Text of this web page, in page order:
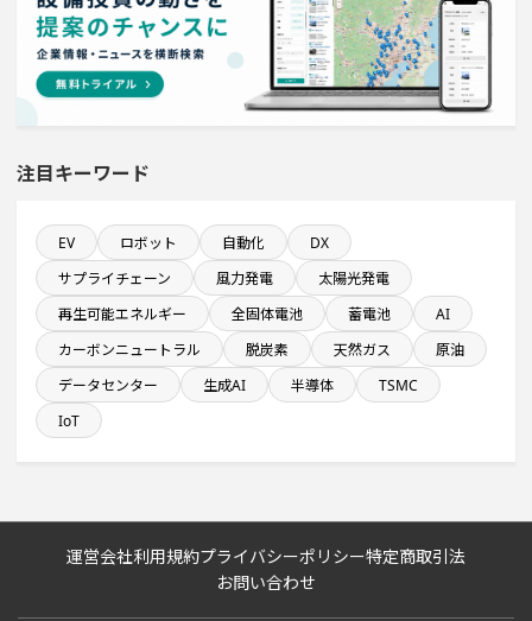
自動車関連工場のプロジェクト
半導体セグメントに投資する設備新設計画
稼働から約5年経過プロジェクト
食品関連工場のプロジェクト
発電設備の導入を含む物流施設プロジェクト
九州地方で投資額10億円以上プロジェクト
半導体設備に投資する設備新設計画
従業員数100名以上プロジェクト
注目キーワード
EV ロボット 自動化
DX
サプライチェーン
風力発電
太陽光発電
再生可能エネルギー
全固体電池 蓄電池
AI
カーボンニュートラル
脱炭素 天然ガス
原油
データセンター
生成AI 半導体
TSMC
IoT
運営会社利用規約プライバシーポリシー特定商取引法
お問い合わせ